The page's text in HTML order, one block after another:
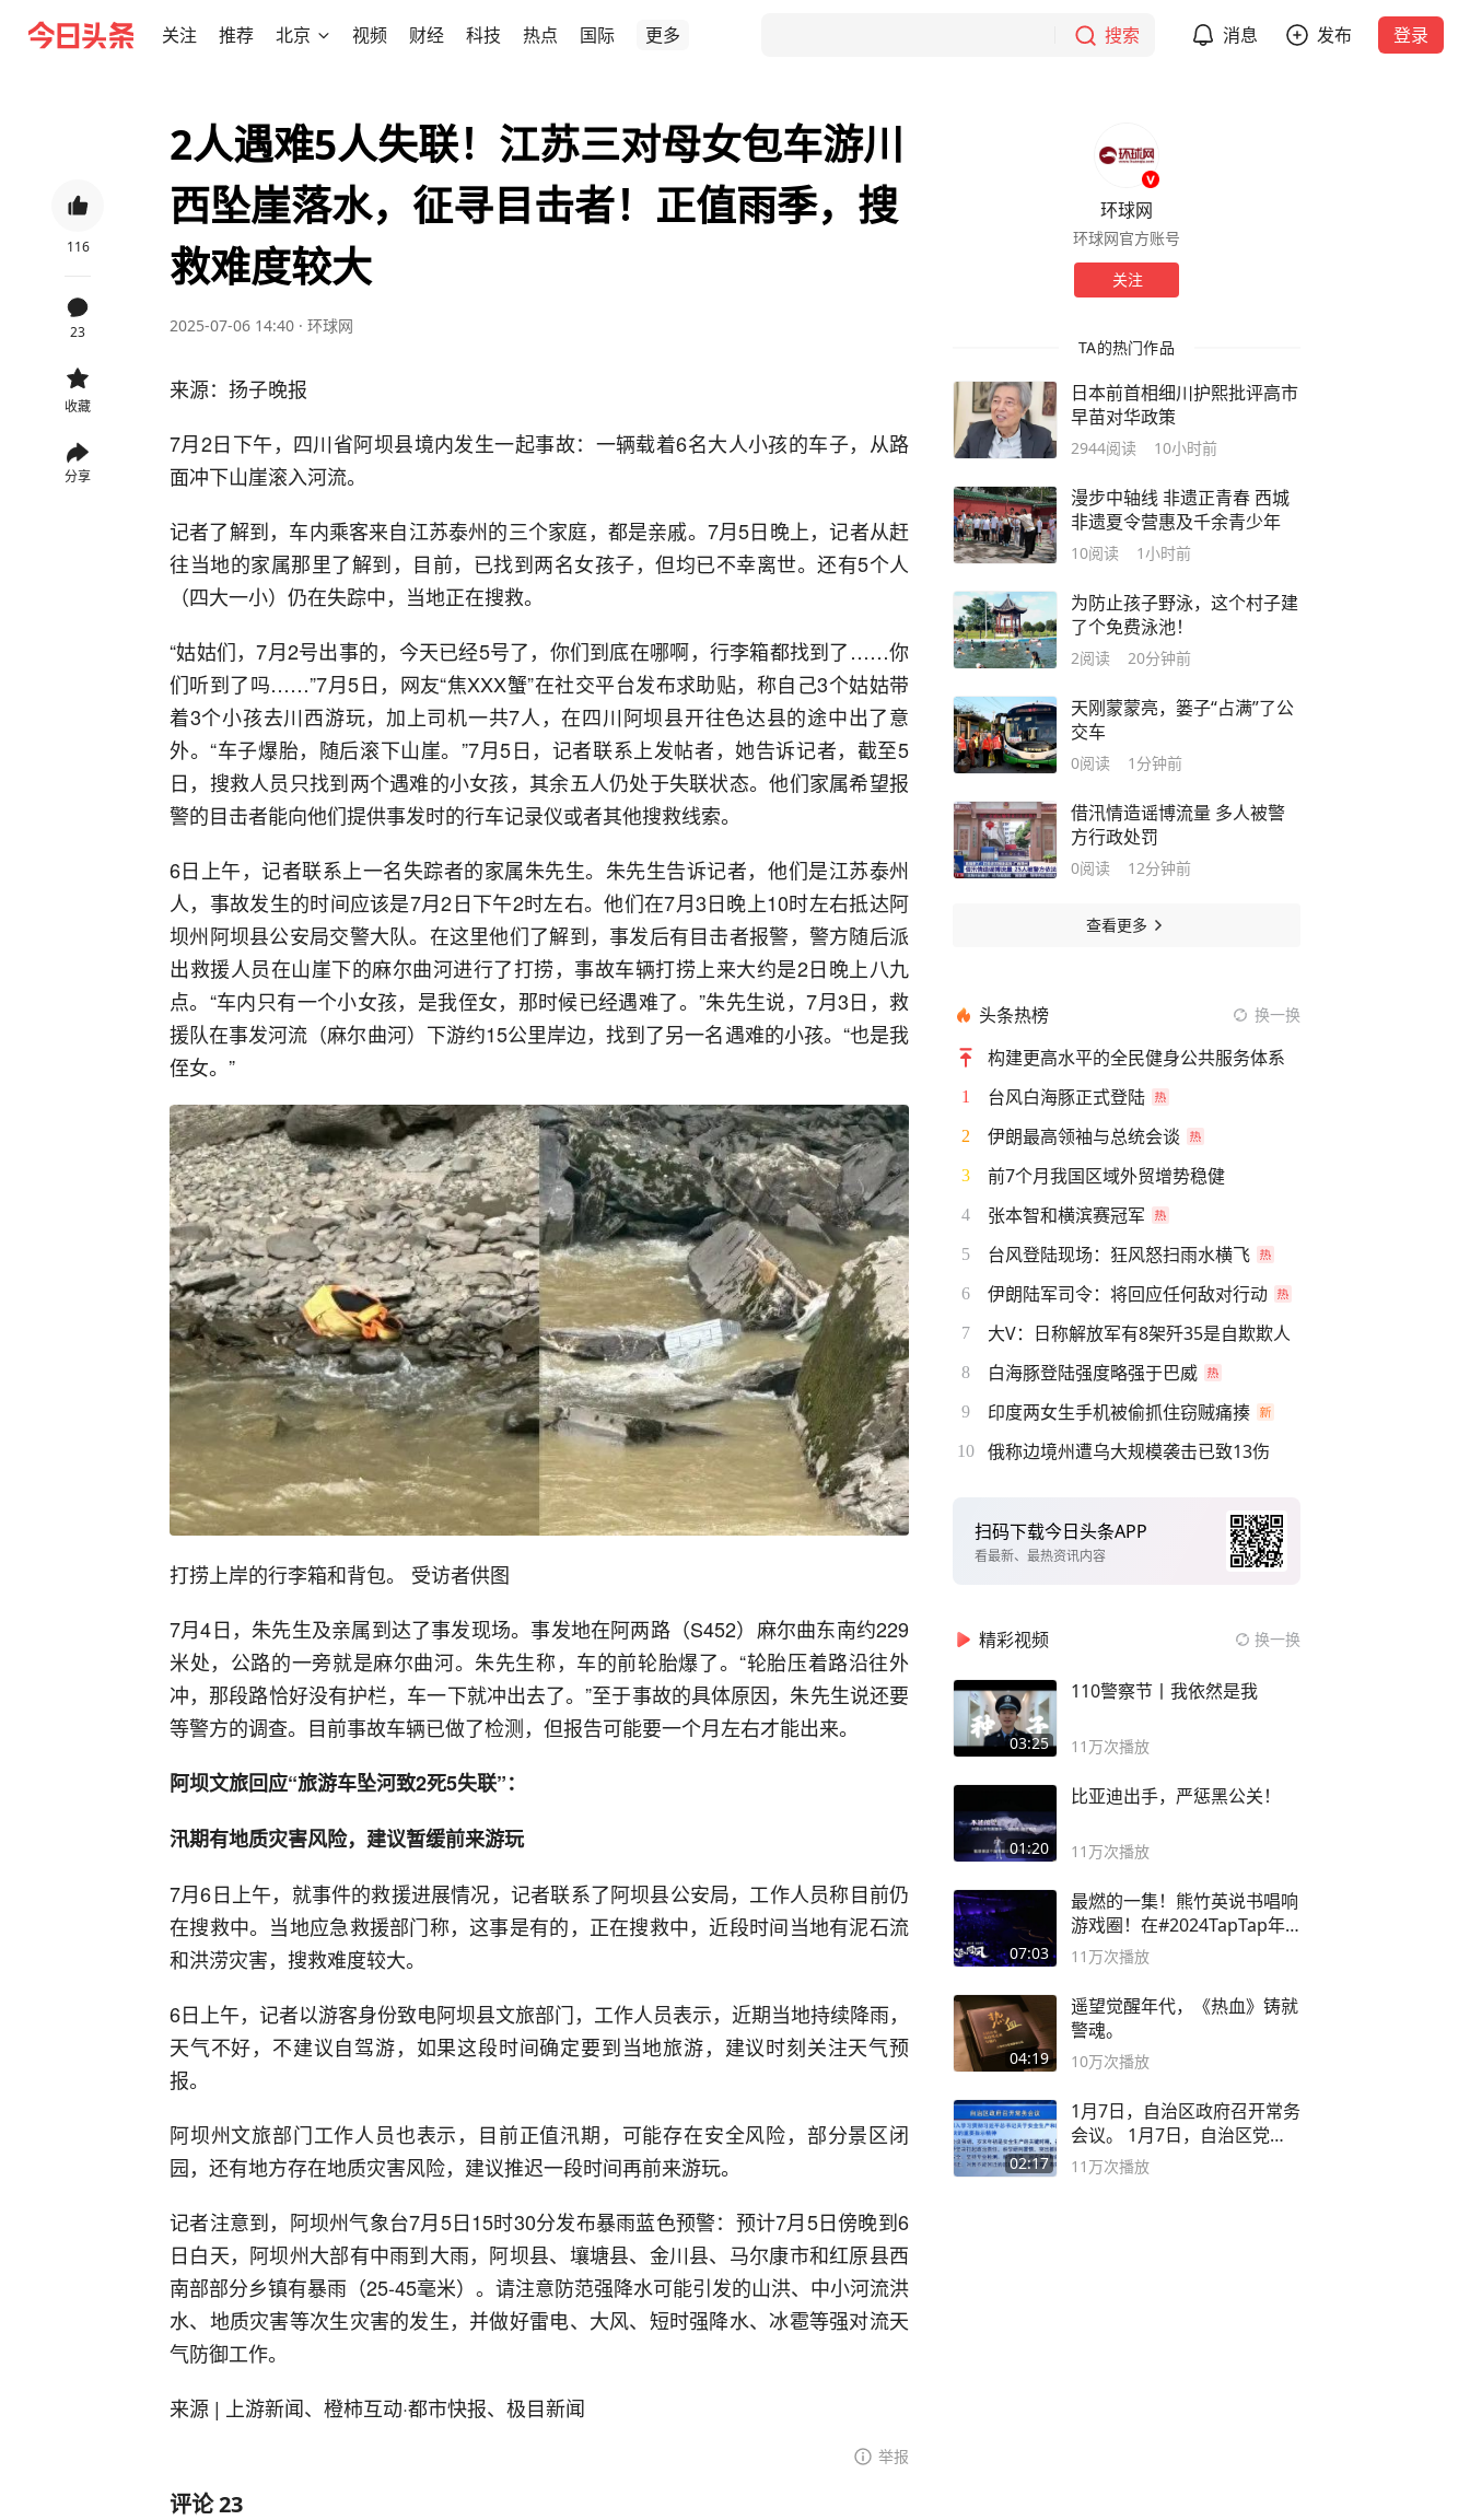
关注 推荐 北京 视频 财经 科技 热点 国际 更多 搜索 消息 发布 登录
116
23
收藏
分享
2人遇难5人失联！江苏三对母女包车游川
西坠崖落水，征寻目击者！正值雨季，搜
救难度较大
2025-07-06 14:40 · 环球网
来源：扬子晚报
7月2日下午，四川省阿坝县境内发生一起事故：一辆载着6名大人小孩的车子，从路
面冲下山崖滚入河流。
记者了解到，车内乘客来自江苏泰州的三个家庭，都是亲戚。7月5日晚上，记者从赶
往当地的家属那里了解到，目前，已找到两名女孩子，但均已不幸离世。还有5个人
（四大一小）仍在失踪中，当地正在搜救。
“姑姑们，7月2号出事的，今天已经5号了，你们到底在哪啊，行李箱都找到了……你
们听到了吗……”7月5日，网友“焦XXX蟹”在社交平台发布求助贴，称自己3个姑姑带
着3个小孩去川西游玩，加上司机一共7人，在四川阿坝县开往色达县的途中出了意
外。“车子爆胎，随后滚下山崖。”7月5日，记者联系上发帖者，她告诉记者，截至5
日，搜救人员只找到两个遇难的小女孩，其余五人仍处于失联状态。他们家属希望报
警的目击者能向他们提供事发时的行车记录仪或者其他搜救线索。
6日上午，记者联系上一名失踪者的家属朱先生。朱先生告诉记者，‌他们是江苏泰州
人，事故发生的时间应该是7月2日下午2时左右。他们在7月3日晚上10时左右抵达阿
坝州阿坝县公安局交警大队。在这里他们了解到，事发后有目击者报警，警方随后派
出救援人员在山崖下的麻尔曲河进行了打捞，事故车辆打捞上来大约是2日晚上八九
点。“车内只有一个小女孩，是我侄女，那时候已经遇难了。”朱先生说，7月3日，救
援队在事发河流（麻尔曲河）下游约15公里岸边，找到了另一名遇难的小孩。“也是我
侄女。”
打捞上岸的行李箱和背包。 受访者供图
7月4日，朱先生及亲属到达了事发现场。事发地在阿两路（S452）麻尔曲东南约229
米处，公路的一旁就是麻尔曲河。朱先生称，车的前轮胎爆了。“轮胎压着路沿往外
冲，那段路恰好没有护栏，车一下就冲出去了。”至于事故的具体原因，朱先生说还要
等警方的调查。目前事故车辆已做了检测，但报告可能要一个月左右才能出来。
阿坝文旅回应“旅游车坠河致2死5失联”：
汛期有地质灾害风险，建议暂缓前来游玩
7月6日上午，就事件的救援进展情况，记者联系了阿坝县公安局，工作人员称目前仍
在搜救中。当地应急救援部门称，这事是有的，正在搜救中，近段时间当地有泥石流
和洪涝灾害，搜救难度较大。
6日上午，记者以游客身份致电阿坝县文旅部门，工作人员表示，近期当地持续降雨，
天气不好，不建议自驾游，如果这段时间确定要到当地旅游，建议时刻关注天气预
报。
阿坝州文旅部门工作人员也表示，目前正值汛期，可能存在安全风险，部分景区闭
园，还有地方存在地质灾害风险，建议推迟一段时间再前来游玩。
记者注意到，阿坝州气象台7月5日15时30分发布暴雨蓝色预警：预计7月5日傍晚到6
日白天，阿坝州大部有中雨到大雨，阿坝县、壤塘县、金川县、马尔康市和红原县西
南部部分乡镇有暴雨（25-45毫米）。请注意防范强降水可能引发的山洪、中小河流洪
水、地质灾害等次生灾害的发生，并做好雷电、大风、短时强降水、冰雹等强对流天
气防御工作。
来源 | 上游新闻、橙柿互动·都市快报、极目新闻
举报
评论23
环球网
环球网官方账号
关注
TA的热门作品
日本前首相细川护熙批评高市
早苗对华政策
2944阅读 10小时前
漫步中轴线 非遗正青春 西城
非遗夏令营惠及千余青少年
10阅读 1小时前
为防止孩子野泳，这个村子建
了个免费泳池！
2阅读 20分钟前
天刚蒙蒙亮，篓子“占满”了公
交车
0阅读 1分钟前
借汛情造谣博流量 多人被警
方行政处罚
0阅读 12分钟前
查看更多
头条热榜 换一换
构建更高水平的全民健身公共服务体系
1 台风白海豚正式登陆
2 伊朗最高领袖与总统会谈
3 前7个月我国区域外贸增势稳健
4 张本智和横滨赛冠军
5 台风登陆现场：狂风怒扫雨水横飞
6 伊朗陆军司令：将回应任何敌对行动
7 大V：日称解放军有8架歼35是自欺欺人
8 白海豚登陆强度略强于巴威
9 印度两女生手机被偷抓住窃贼痛揍
10 俄称边境州遭乌大规模袭击已致13伤
扫码下载今日头条APP
看最新、最热资讯内容
精彩视频 换一换
03:25
110警察节丨我依然是我
11万次播放
01:20
比亚迪出手，严惩黑公关！
11万次播放
07:03
最燃的一集！熊竹英说书唱响
游戏圈！在#2024TapTap年
度游戏大赏
11万次播放
04:19
遥望觉醒年代，《热血》铸就
警魂。
10万次播放
02:17
1月7日，自治区政府召开常务
会议。 1月7日，自治区党委
副书记
11万次播放